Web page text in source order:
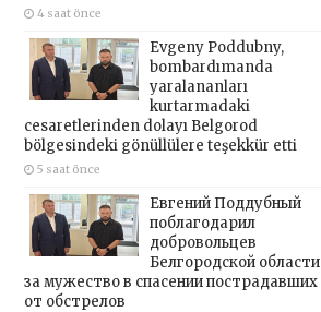
4 saat önce
Evgeny Poddubny,
bombardımanda
yaralananları
kurtarmadaki
cesaretlerinden dolayı Belgorod
bölgesindeki gönüllülere teşekkür etti
5 saat önce
Евгений Поддубный
поблагодарил
добровольцев
Белгородской области
за мужество в спасении пострадавших
от обстрелов